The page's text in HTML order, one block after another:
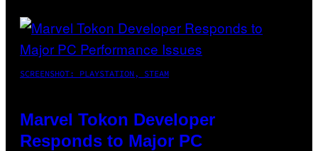
SCREENSHOT: PLAYSTATION, STEAM
Marvel Tokon Developer
Responds to Major PC